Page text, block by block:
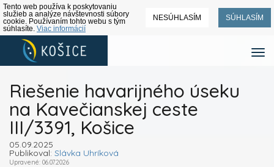
Tento web používa k poskytovaniu
služieb a analýze návštevnosti súbory
cookie. Používaním tohto webu s tým
súhlasíte. Viac informácií
NESÚHLASÍM SÚHLASÍM
Riešenie havarijného úseku
na Kavečianskej ceste
III/3391, Košice
05.09.2025
Publikoval: Slávka Uhríková
Upravené: 06.07.2026